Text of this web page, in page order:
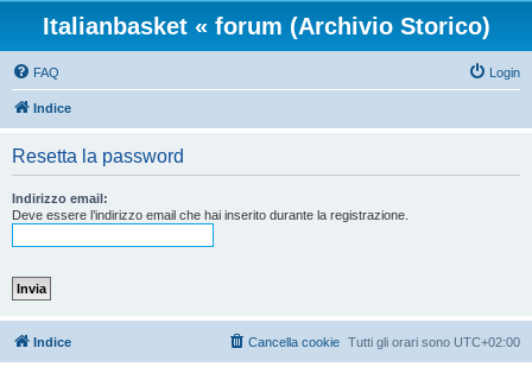
Italianbasket « forum (Archivio Storico)
FAQ Login
Indice
Resetta la password
Indirizzo email:
Deve essere l’indirizzo email che hai inserito durante la registrazione.
Indice Tutti gli orari sono UTC+02:00
Cancella cookie